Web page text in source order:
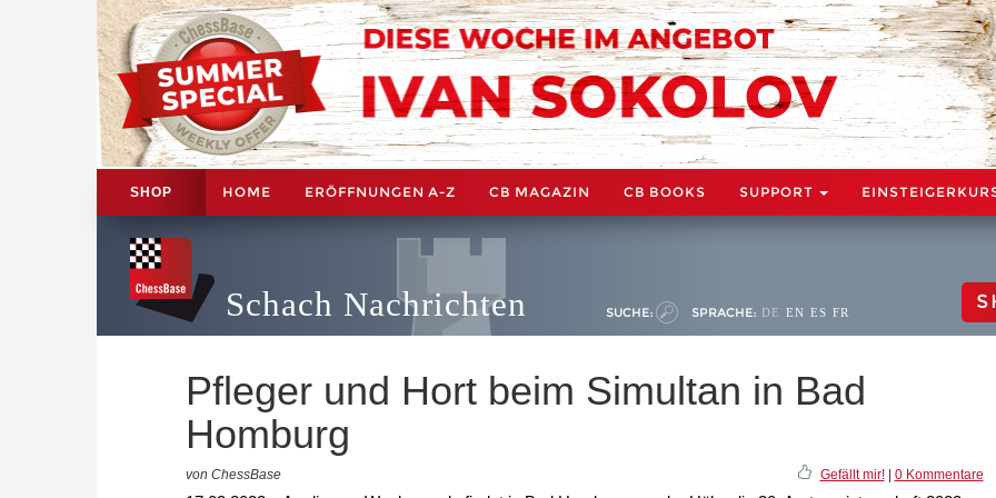
SHOP HOME ERÖFFNUNGEN A-Z CB MAGAZIN CB BOOKS SUPPORT
Schach Nachrichten SUCHE: SPRACHE: DE EN ES FR
Pfleger und Hort beim Simultan in Bad
Homburg
von ChessBase Gefällt mir!| 0 Kommentare